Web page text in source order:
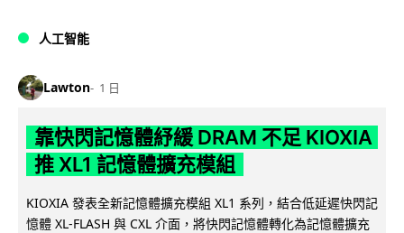
人工智能
Lawton 1 日
靠快閃記憶體紓緩 DRAM 不足 KIOXIA
推 XL1 記憶體擴充模組
KIOXIA 發表全新記憶體擴充模組 XL1 系列，結合低延遲快閃記
憶體 XL-FLASH 與 CXL 介面，將快閃記憶體轉化為記憶體擴充